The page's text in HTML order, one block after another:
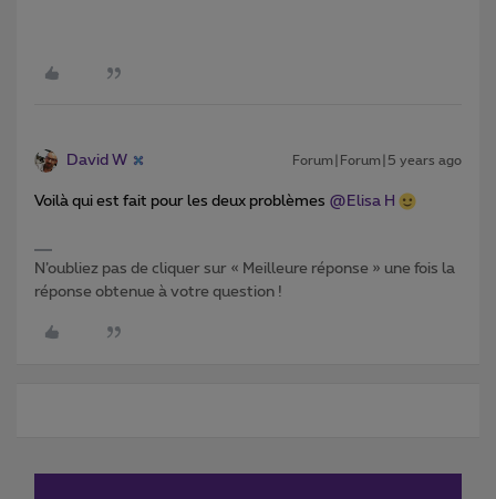
David W Forum|Forum|5 years ago
Voilà qui est fait pour les deux problèmes @Elisa H
N’oubliez pas de cliquer sur « Meilleure réponse » une fois la
réponse obtenue à votre question !